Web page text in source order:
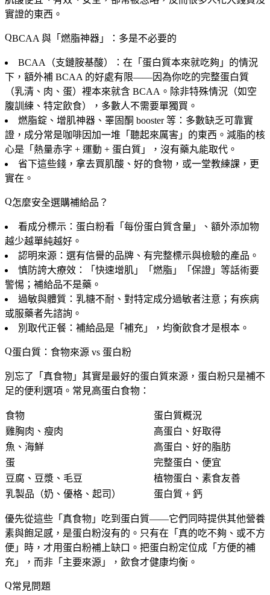
實證的東西。
BCAA 與「燃脂神器」：多是不必要的
BCAA（支鏈胺基酸）
：在「蛋白質本來就吃夠」的情況
下，額外補 BCAA 的好處有限——因為你吃的完整蛋白質
（乳清、肉、蛋）裡本來就含 BCAA。除非特殊情況（如空
腹訓練、特定飲食），多數人不需要單獨買。
燃脂錠、增肌神器、睪固酮 booster 等 ：多數缺乏可靠實
證，成分常是咖啡因加一堆「聽起來厲害」的東西。減脂的核
心是「熱量赤字 + 運動 + 蛋白質」，沒有藥丸能取代。
省下這些錢 ，拿去買肌酸、好的食物，或一堂教練課，更
實在。
怎麼安全選購補給品？
看成分標示 ：蛋白粉看「每份蛋白質含量」、額外添加物
越少越單純越好。
認明來源 ：選有信譽的品牌、有完整標示與檢驗的產品。
慎防誇大療效 ：「快速增肌」「燃脂」「保證」等話術要
警惕；補給品不是藥。
過敏與體質 ：乳糖不耐、對特定成分過敏者注意；有疾病
或服藥者先諮詢。
別取代正餐 ：補給品是「補充」，均衡飲食才是根本。
蛋白質：食物來源 vs 蛋白粉
別忘了「真食物」其實是最好的蛋白質來源，蛋白粉只是補不
足的便利選項。常見高蛋白食物：
食物
蛋白質概況
雞胸肉、瘦肉
高蛋白、好取得
魚、海鮮
高蛋白、好的脂肪
蛋
完整蛋白、便宜
豆腐、豆漿、毛豆
植物蛋白、素食友善
乳製品（奶、優格、起司）
蛋白質 + 鈣
優先從這些「真食物」吃到蛋白質——它們同時提供其他營養
素與飽足感，是蛋白粉沒有的。只有在「真的吃不夠、或不方
便」時，才用蛋白粉補上缺口。把蛋白粉定位成「方便的補
充」，而非「主要來源」，飲食才健康均衡。
常見問題